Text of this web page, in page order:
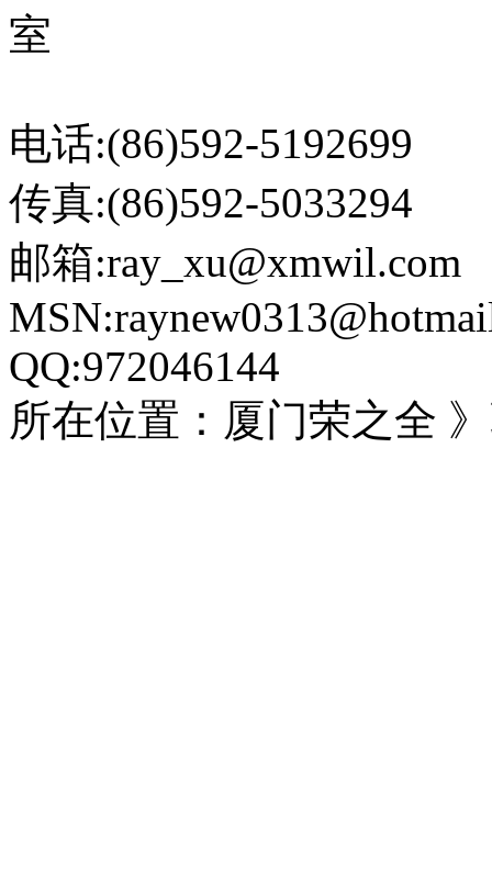
室
电话:(86)592-5192699
传真:(86)592-5033294
邮箱:ray_xu@xmwil.com
QQ:972046144
所在位置：厦门荣之全